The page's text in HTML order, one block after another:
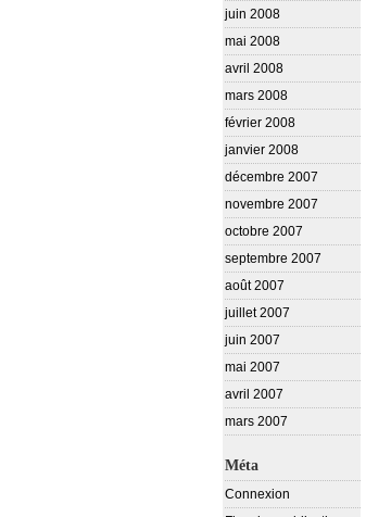
juin 2008
mai 2008
avril 2008
mars 2008
février 2008
janvier 2008
décembre 2007
novembre 2007
octobre 2007
septembre 2007
août 2007
juillet 2007
juin 2007
mai 2007
avril 2007
mars 2007
Méta
Connexion